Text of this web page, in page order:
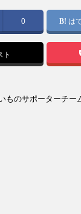
0 は
ト
ものサポーターチー